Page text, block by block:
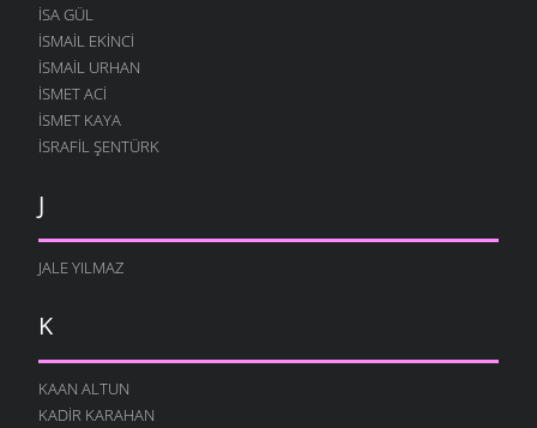
ISA GÜL
ISMAIL EKINCI
İSMAIL URHAN
İSMET ACI
ISMET KAYA
İSRAFIL ŞENTÜRK
J
JALE YILMAZ
K
KAAN ALTUN
KADIR KARAHAN